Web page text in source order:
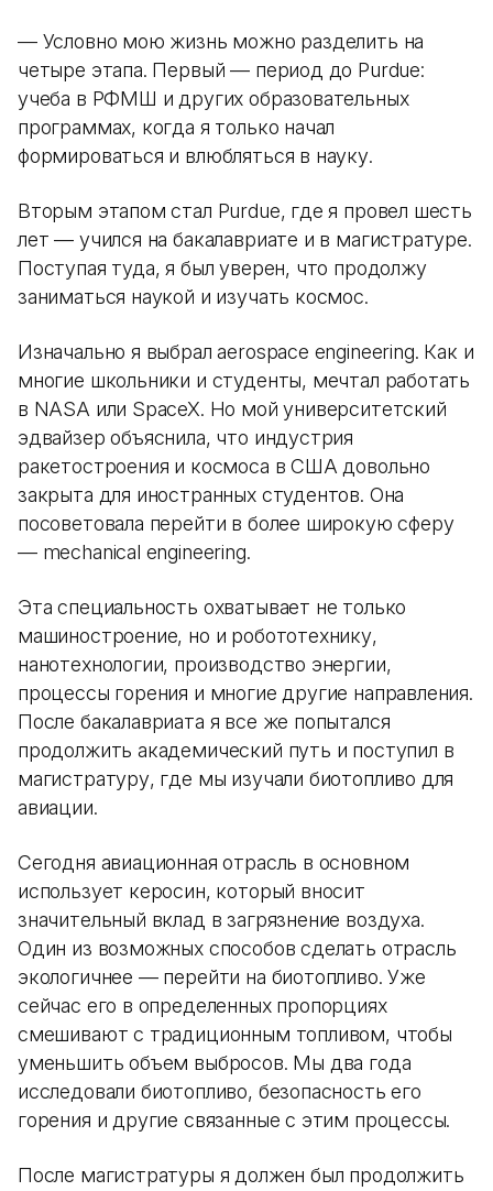
— Условно мою жизнь можно разделить на
четыре этапа. Первый — период до Purdue:
учеба в РФМШ и других образовательных
программах, когда я только начал
формироваться и влюбляться в науку.
Вторым этапом стал Purdue, где я провел шесть
лет — учился на бакалавриате и в магистратуре.
Поступая туда, я был уверен, что продолжу
заниматься наукой и изучать космос.
Изначально я выбрал aerospace engineering. Как и
многие школьники и студенты, мечтал работать
в NASA или SpaceX. Но мой университетский
эдвайзер объяснила, что индустрия
ракетостроения и космоса в США довольно
закрыта для иностранных студентов. Она
посоветовала перейти в более широкую сферу
— mechanical engineering.
Эта специальность охватывает не только
машиностроение, но и робототехнику,
нанотехнологии, производство энергии,
процессы горения и многие другие направления.
После бакалавриата я все же попытался
продолжить академический путь и поступил в
магистратуру, где мы изучали биотопливо для
авиации.
Сегодня авиационная отрасль в основном
использует керосин, который вносит
значительный вклад в загрязнение воздуха.
Один из возможных способов сделать отрасль
экологичнее — перейти на биотопливо. Уже
сейчас его в определенных пропорциях
смешивают с традиционным топливом, чтобы
уменьшить объем выбросов. Мы два года
исследовали биотопливо, безопасность его
горения и другие связанные с этим процессы.
После магистратуры я должен был продолжить